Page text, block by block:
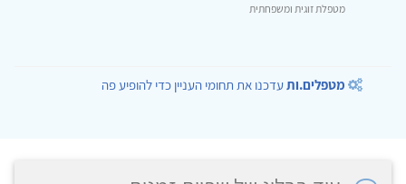
מטפלת זוגית ומשפחתית
מטפלים.ותעדכנו את תחומי העניין כדי להופיע פה